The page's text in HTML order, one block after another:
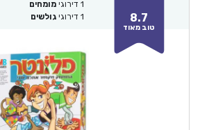
8.7
טוב מאוד
1 דירוגי מומחים
1 דירוגי גולשים